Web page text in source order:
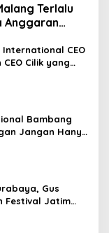
Terlalu
Anggaran
International CEO
Cilik yang
Bambang
Jangan Hanya
Gus
Festival Jatim